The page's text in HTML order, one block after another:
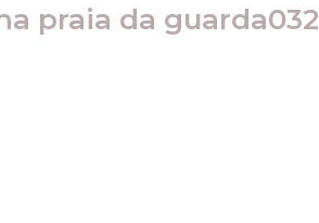
praia da guarda032